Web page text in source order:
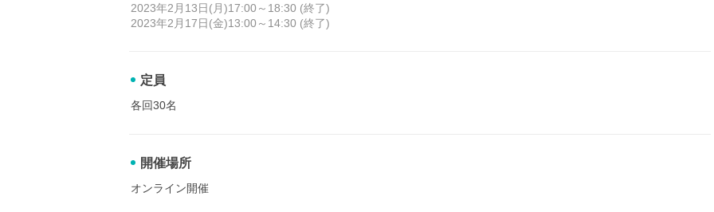
2023年2月13日(月)17:00～18:30 (終了)
2023年2月17日(金)13:00～14:30 (終了)
定員
各回30名
開催場所
オンライン開催